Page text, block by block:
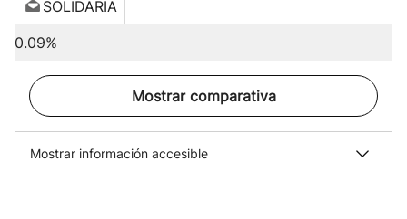
SOLIDARIA
0.09%
Mostrar comparativa
Mostrar información accesible